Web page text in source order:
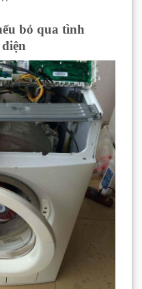
bỏ qua tình